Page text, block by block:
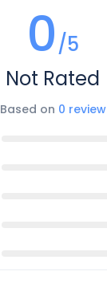
0/5
Not Rated
Based on 0 review